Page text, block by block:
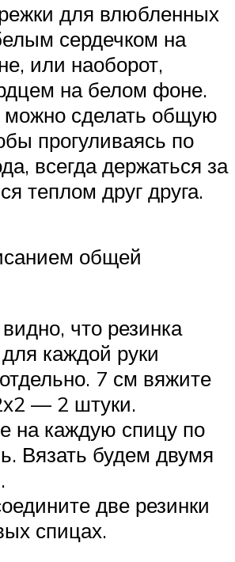
для влюбленных
сердечком на
или наоборот,
на белом фоне.
можно сделать общую
прогуливаясь по
всегда держаться за
теплом друг друга.
общей
что резинка
каждой руки
7 см вяжите
— 2 штуки.
на каждую спицу по
Вязать будем двумя
две резинки
спицах.